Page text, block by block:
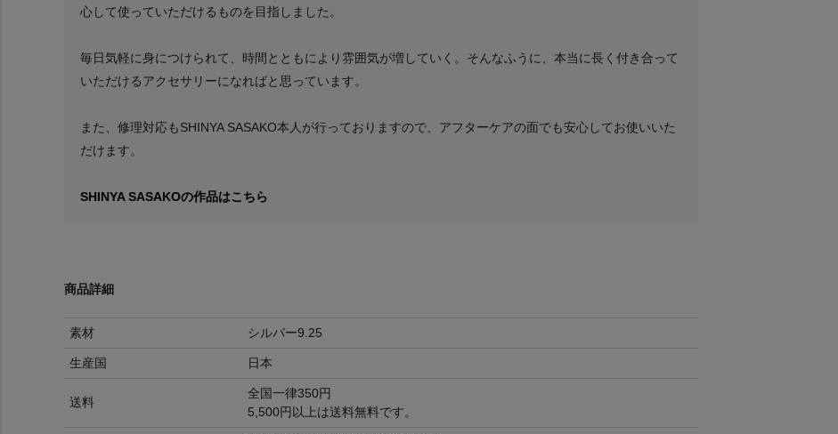
心して使っていただけるものを目指しました。
毎日気軽に身につけられて、時間とともにより雰囲気が増していく。そんなふうに、本当に長く付き合って
いただけるアクセサリーになればと思っています。
また、修理対応もSHINYA SASAKO本人が行っておりますので、アフターケアの面でも安心してお使いいた
だけます。
SHINYA SASAKOの作品はこちら
商品詳細
素材 シルバー9.25
生産国 日本
送料
全国一律350円
5,500円以上は送料無料です。